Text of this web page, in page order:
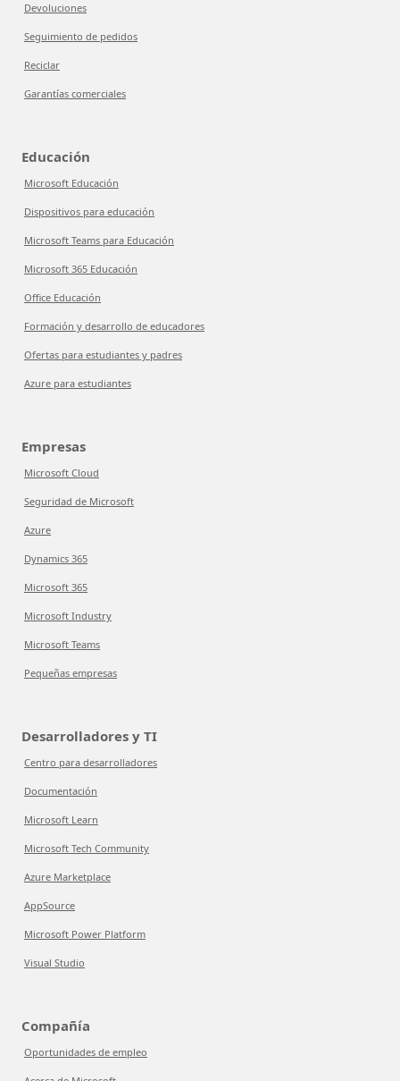
Devoluciones
Seguimiento de pedidos
Reciclar
Garantías comerciales
Educación
Microsoft Educación
Dispositivos para educación
Microsoft Teams para Educación
Microsoft 365 Educación
Office Educación
Formación y desarrollo de educadores
Ofertas para estudiantes y padres
Azure para estudiantes
Empresas
Microsoft Cloud
Seguridad de Microsoft
Azure
Dynamics 365
Microsoft 365
Microsoft Industry
Microsoft Teams
Pequeñas empresas
Desarrolladores y TI
Centro para desarrolladores
Documentación
Microsoft Learn
Microsoft Tech Community
Azure Marketplace
AppSource
Microsoft Power Platform
Visual Studio
Compañía
Oportunidades de empleo